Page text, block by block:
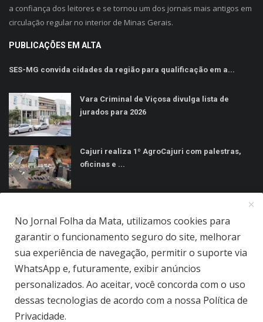
a confiança dos leitores e se tornou um dos jornais mais antigos em
circulação regular no interior de Minas Gerais.
PUBLICAÇÕES EM ALTA
SES-MG convida cidades da região para qualificação em a...
Vara Criminal de Viçosa divulga lista de
jurados para 2026
Cajuri realiza 1º AgroCajuri com palestras,
oficinas e ...
Jornal Folha da Mata Ltda © 2026 - Todos direitos reservados.
Quem Somos
No Jornal Folha da Mata, utilizamos cookies para
garantir o funcionamento seguro do site, melhorar
sua experiência de navegação, permitir o suporte via
WhatsApp e, futuramente, exibir anúncios
personalizados. Ao aceitar, você concorda com o uso
dessas tecnologias de acordo com a nossa Política de
Privacidade.